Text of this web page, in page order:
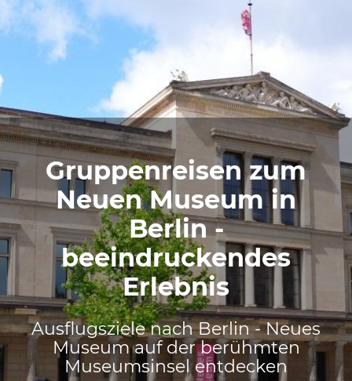
Gruppenreisen zum
Neuen Museum in
Berlin -
beeindruckendes
Erlebnis
Ausflugsziele nach Berlin - Neues
Museum auf der berühmten
Museumsinsel entdecken